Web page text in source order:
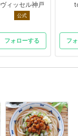
ヴィッセル神戸
公式
フォローする フ